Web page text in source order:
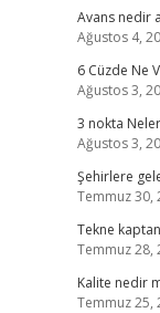
Avans nedir
Ağustos 4,
6 Cüzde Ne
Ağustos 3,
3 nokta
Ağustos 3,
Şehirlere
Temmuz 30,
Tekne
Temmuz 28,
Kalite nedir
Temmuz 25,